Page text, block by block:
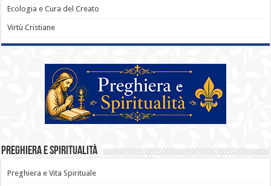
Ecologia e Cura del Creato
Virtù Cristiane
Preghiera e Spiritualità
Preghiera e Vita Spirituale